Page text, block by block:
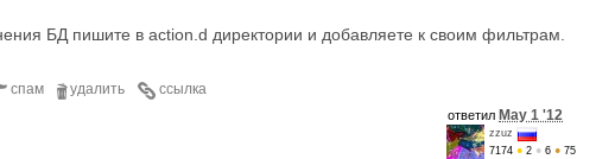
БД пишите в action.d директории и добавляете к своим фильтрам.
ссылка
удалить
спам
ответил May 1 '12
zzuz
7174 ● 2 ● 6 ● 75